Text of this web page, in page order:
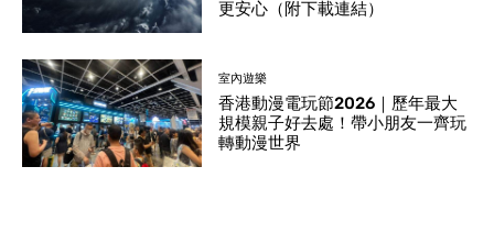
更安心（附下載連結）
室內遊樂
香港動漫電玩節2026｜歷年最大
規模親子好去處！帶小朋友一齊玩
轉動漫世界